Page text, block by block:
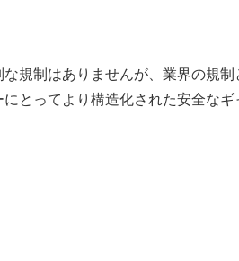
規制はありませんが、業界の規
とってより構造化された安全な